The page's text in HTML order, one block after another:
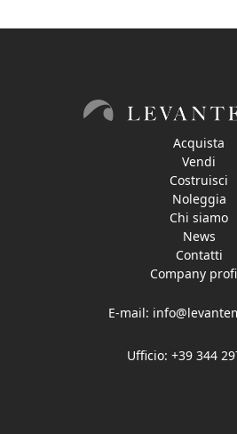
Acquista
Vendi
Costruisci
Noleggia
Chi siamo
News
Contatti
Company
E-mail:
Ufficio: +39 344